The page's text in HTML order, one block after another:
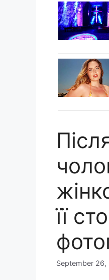
її
September 26,